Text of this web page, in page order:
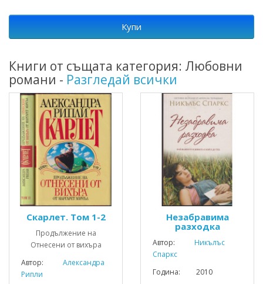
Купи
Книги от същата категория: Любовни
романи - Разгледай всички
Скарлет. Том 1-2
Продължение на
Отнесени от вихъра
Автор:
Александра
Рипли
Незабравима
разходка
Автор:
Никълъс
Спаркс
Година: 2010